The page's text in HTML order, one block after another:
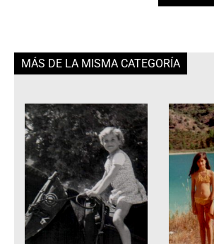
MÁS DE LA MISMA CATEGORÍA